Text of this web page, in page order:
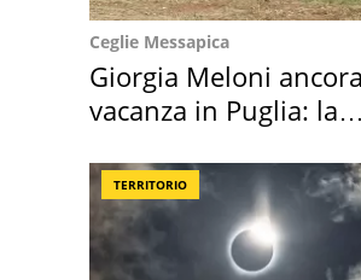
Ceglie Messapica
Giorgia Meloni
vacanza in Puglia: la
TERRITORIO